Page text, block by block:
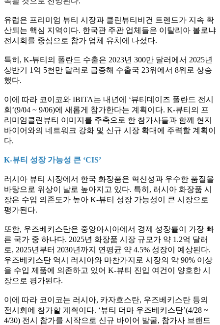
유럽은 프리미엄 뷰티 시장과 클린뷰티비건 트렌드가 지속 확
산되는 핵심 지역이다. 한국관 주관 업체들은 이탈리아 볼로냐
전시회를 중심으로 참가 업체 유치에 나섰다.
특히, K-뷰티의 폴란드 수출은 2023년 300만 달러에서 2025년
상반기 1억 5천만 달러로 급증해 수출국 23위에서 8위로 상승
했다.
이에 따라 코이코와 IBITA는 내년에 ‘뷰티데이즈 폴란드 전시
회’(9/04 ~ 9/06)에 새롭게 참가한다는 계획이다. K-뷰티의 프
리미엄클린뷰티 이미지를 주축으로 한 참가사들과 함께 현지
바이어와의 네트워크 강화 및 신규 시장 확대에 주력할 계획이
다.
K-뷰티 성장 가능성 큰 ‘CIS’
러시아 뷰티 시장에서 한국 화장품은 혁신성과 우수한 품질을
바탕으로 위상이 날로 높아지고 있다. 특히, 러시아 화장품 시
장은 수입 의존도가 높아 K-뷰티 성장 가능성이 큰 시장으로
평가된다.
또한, 우즈베키스탄은 중앙아시아에서 경제 성장률이 가장 빠
른 국가 중 하나다. 2025년 화장품 시장 규모가 약 1.2억 달러
로, 2025년부터 2030년까지 연평균 약 4.5% 성장이 예상된다.
우즈베키스탄 역시 러시아와 마찬가지로 시장의 약 90% 이상
을 수입 제품에 의존하고 있어 K-뷰티 진입 여건이 양호한 시
장으로 평가된다.
이에 따라 코이코는 러시아, 카자흐스탄, 우즈베키스탄 등의
전시회에 참가할 계획이다. ‘뷰티 더마 우즈베키스탄’(4/28 ~
4/30) 전시 참가를 시작으로 신규 바이어 발굴, 참가사 브랜드